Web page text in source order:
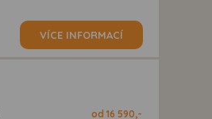
VÍCE INFORMACÍ
od 16 590,-